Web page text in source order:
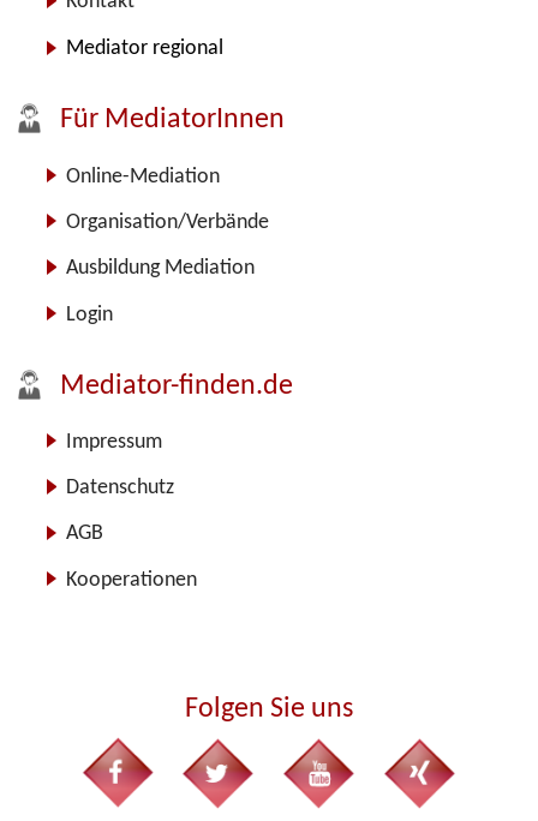
Mediator regional
Für MediatorInnen
Online-Mediation
Organisation/Verbände
Ausbildung Mediation
Login
Mediator-finden.de
Impressum
Datenschutz
AGB
Kooperationen
Folgen Sie uns